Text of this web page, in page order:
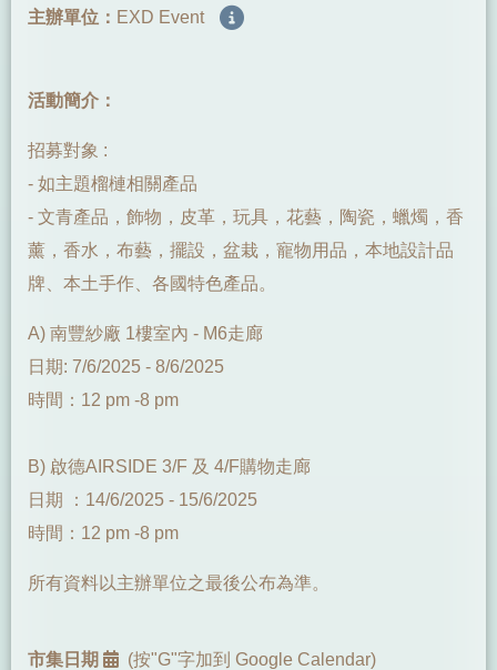
主辦單位： EXD Event
活動簡介：
招募對象 :
- 如主題榴槤相關產品
- 文青產品，飾物，皮革，玩具，花藝，陶瓷，蠟燭，香
薰，香水，布藝，擺設，盆栽，寵物用品，本地設計品
牌、本土手作、各國特色產品。
A) 南豐紗廠 1樓室內 - M6走廊
日期: 7/6/2025 - 8/6/2025
時間：12 pm -8 pm
B) 啟德AIRSIDE 3/F 及 4/F購物走廊
日期 ：14/6/2025 - 15/6/2025
時間：12 pm -8 pm
所有資料以主辦單位之最後公布為準。
市集日期 (按"G"字加到 Google Calendar)